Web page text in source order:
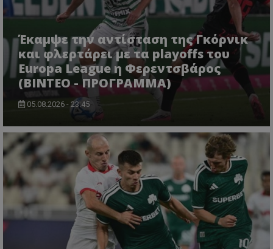
Έκαμψε την αντίσταση της Γκόρνικ
και φλερτάρει με τα playoffs του
Europa League η Φερεντσβάρος
(ΒΙΝΤΕΟ - ΠΡΟΓΡΑΜΜΑ)
05.08.2026 - 23:45